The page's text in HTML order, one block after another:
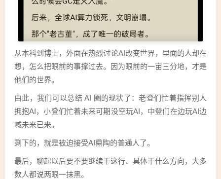
从本科到博士，外面在热烈讨论AI改变世界，里面的人却在
想，怎么把眼前的事撑过去。因为眼前的一亩三分地，才是
他们的世界。
由此，我们可以总结 AI 圈的现状了：老登们忙着指挥别人
拥抱AI，小登们忙着未来可期没空玩AI，中登们在边玩AI边
喊未来已来。
剩下的，就是被迫接受AI熏陶的普通人了。
最后，聊起以后要不要继续干这行、具体干什么方向，大多
数人都说两眼一抹黑。